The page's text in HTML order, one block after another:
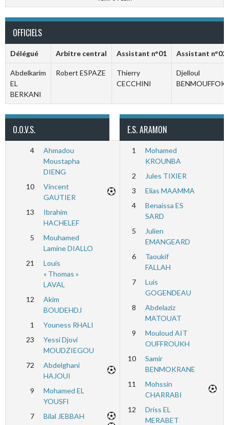
OFFICIELS
Délégué Arbitre central Assistant n°01 Assistant n°02
Abdelkarim
EL
BERKANI
Robert ESPAZE
Thierry
CECCHINI
Djelloul
BENMOUFFOK
O.O.V.S.
4
Ahmadou
Moustapha
DIENG
10
Vincent
GAUTIER
13
Ibrahim
HACHELEF
5
Mouhamed
Lamine DIALLO
21
Louis
« Thomas »
LAVAL
12
Akim
BOUDEHDJ
1
Youness RHALI
23
Yessi Djovi
MOUDZIEGOU
72
Abdelghani
HAJOUI
9
Mohamed EL
YOUSFI
7
Bilal JEBBAH
E.S. ARAMON
1
Mohamed
KROUNBA
2
Jules TIXIER
3
Elias MAAMMA
4
Benaissa ES
SARD
5
Julien
EMANGEARD
6
Taoukif
FALLAH
7
Luis
GOGENDEAU
8
Abdelaziz
MATOUAT
9
Mouloud AIT
OUFFROUKH
10
Samir
BENMOKRANE
11
Mohssin
CHARRABI
12
Driss EL
MERABET